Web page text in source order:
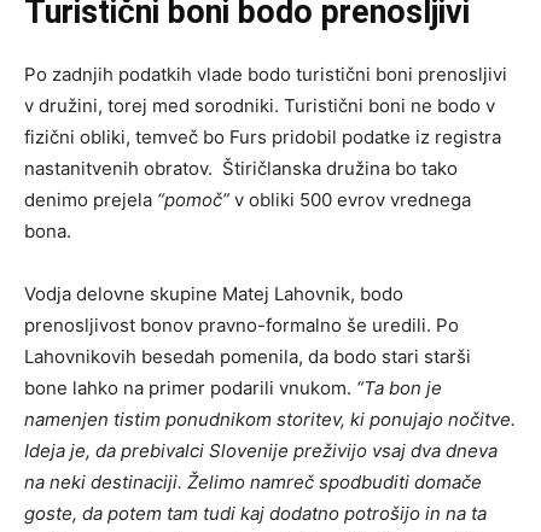
Turistični boni bodo prenosljivi
Po zadnjih podatkih vlade bodo turistični boni prenosljivi
v družini, torej med sorodniki. Turistični boni ne bodo v
fizični obliki, temveč bo Furs pridobil podatke iz registra
nastanitvenih obratov. Štiričlanska družina bo tako
denimo prejela “pomoč” v obliki 500 evrov vrednega
bona.
Vodja delovne skupine Matej Lahovnik, bodo
prenosljivost bonov pravno-formalno še uredili. Po
Lahovnikovih besedah pomenila, da bodo stari starši
bone lahko na primer podarili vnukom. “Ta bon je
namenjen tistim ponudnikom storitev, ki ponujajo nočitve.
Ideja je, da prebivalci Slovenije preživijo vsaj dva dneva
na neki destinaciji. Želimo namreč spodbuditi domače
goste, da potem tam tudi kaj dodatno potrošijo in na ta